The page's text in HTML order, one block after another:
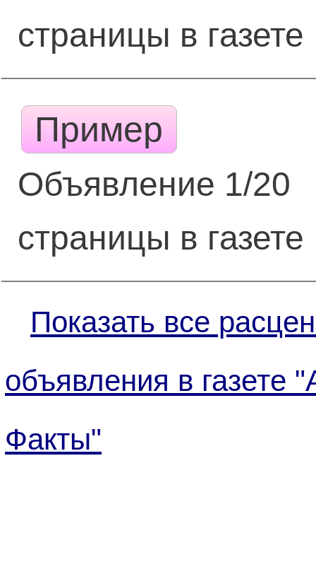
страницы в газете
Пример
Объявление 1/20
страницы в газете
Показать все
объявления в газете
Факты"